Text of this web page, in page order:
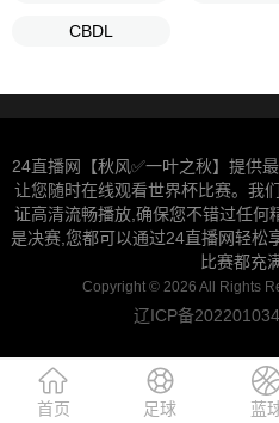
CBDL
24直播网【秋风✅一叶之秋】提供
让您随时在线观看世界杯比赛。我
证高清流畅播放,确保您不错过任何
是决赛,您都可以通过24直播网轻松
比赛都充
Copyright © 2026 All Rights
辽ICP备
首页 足球 蓝